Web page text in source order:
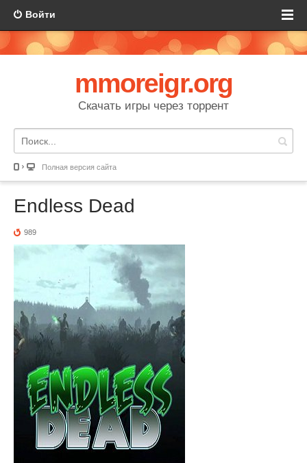
Войти
mmoreigr.org
Скачать игры через торрент
Полная версия сайта
Endless Dead
989